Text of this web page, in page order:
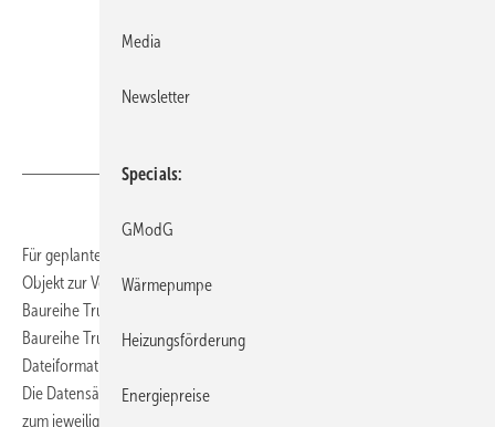
Für geplante RLT-Geräte stellt robatherm auf Wunsch auch ein BIM-
Objekt zur Verfügung. Dies gilt sowohl für Kompaktlüftungsgeräte der
Baureihe TrueCompact als auch für individuelle RLT-Geräte der
Baureihe TrueIndividual. Die Daten gibt es im IFC- und im RFA-
Dateiformat (Autodesk Revit-Familie) auf Basis der VDI-Richtlinie 3805.
Die Datensätze verbindet robatherm mit wichtigen Informationen
zum jeweiligen Gerät. Sie beinhalten beispielsweise die
Media
Newsletter
Specials
GModG
Wärmepumpe
Heizungsförderung
Energiepreise